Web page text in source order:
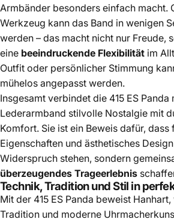
Armbänder besonders einfach macht.
Werkzeug kann das Band in wenigen
werden – das macht nicht nur Freude,
eine beeindruckende Flexibilität im
Outfit oder persönlicher Stimmung
mühelos angepasst werden.
Insgesamt verbindet die 415 ES Panda
Lederarmband stilvolle Nostalgie mit
Komfort. Sie ist ein Beweis dafür, dass
Eigenschaften und ästhetisches
Widerspruch stehen, sondern
überzeugendes Trageerlebnis
Technik, Tradition und Stil in
Mit der 415 ES Panda beweist
Tradition und moderne